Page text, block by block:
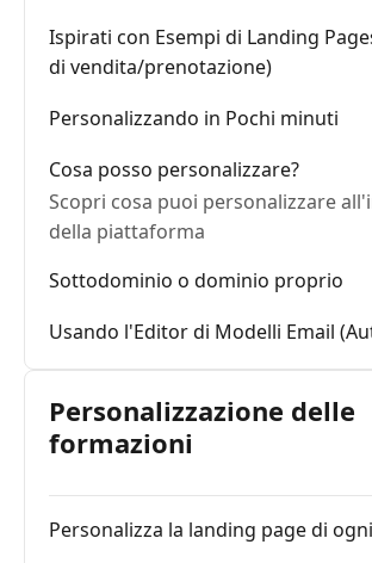
Ispirati con Esempi di Landing
di vendita/prenotazione)
Personalizzando in Pochi minuti
Cosa posso personalizzare?
Scopri cosa puoi personalizzare
della piattaforma
Sottodominio o dominio proprio
Usando l'Editor di Modelli Email
Personalizzazione delle
formazioni
Personalizza la landing page di